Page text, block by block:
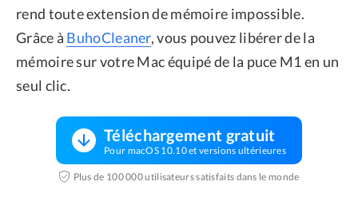
rend toute extension de mémoire impossible.
Grâce à BuhoCleaner, vous pouvez libérer de la
mémoire sur votre Mac équipé de la puce M1 en un
seul clic.
Téléchargement gratuit
Pour macOS 10.10 et versions ultérieures
Plus de 100 000 utilisateurs satisfaits dans le monde